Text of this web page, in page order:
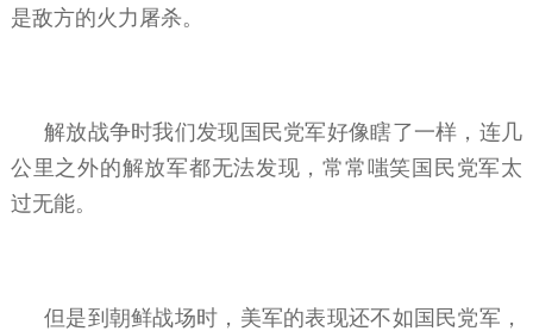
是敌方的火力屠杀。
解放战争时我们发现国民党军好像瞎了一样，连几
公里之外的解放军都无法发现，常常嗤笑国民党军太
过无能。
但是到朝鲜战场时，美军的表现还不如国民党军，